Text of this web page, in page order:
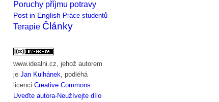
Poruchy příjmu potravy
Post in English Práce studentů
Terapie Články
www.idealni.cz, jehož autorem
jeJan Kulhánek, podléhá
licenciCreative Commons
Uveďte autora-Neužívejte dílo